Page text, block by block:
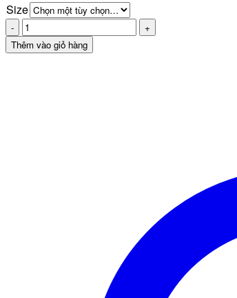
Size
Gel
tinh
trùng
Thêm vào giỏ hàng